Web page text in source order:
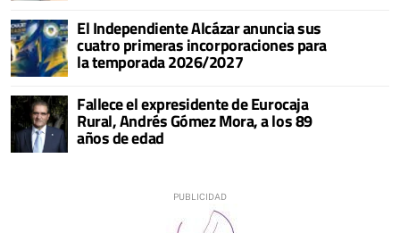
El Independiente Alcázar anuncia sus
cuatro primeras incorporaciones para
la temporada 2026/2027
Fallece el expresidente de Eurocaja
Rural, Andrés Gómez Mora, a los 89
años de edad